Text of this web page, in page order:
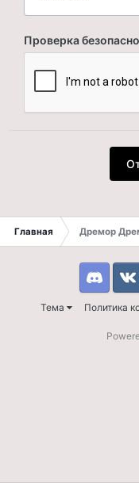
Проверка
Главная Дремор
Тема Политика
DiscordVK